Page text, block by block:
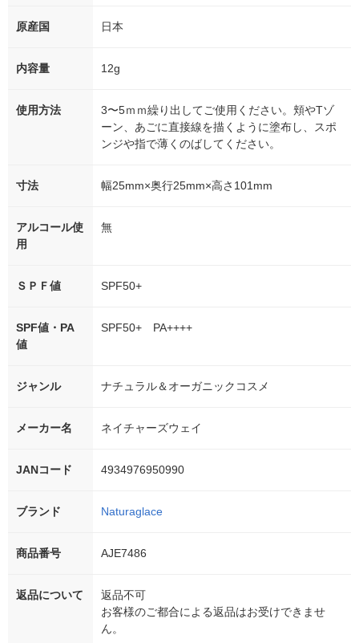
原産国 日本
内容量 12g
使用方法
3〜5ｍｍ繰り出してご使用ください。頬やTゾ
ーン、あごに直接線を描くように塗布し、スポ
ンジや指で薄くのばしてください。
寸法 幅25mm×奥行25mm×高さ101mm
アルコール使
用
無
ＳＰＦ値 SPF50+
SPF値・PA
値
SPF50+ PA++++
ジャンル ナチュラル＆オーガニックコスメ
メーカー名 ネイチャーズウェイ
JANコード 4934976950990
ブランド Naturaglace
商品番号 AJE7486
返品について
返品不可
お客様のご都合による返品はお受けできませ
ん。